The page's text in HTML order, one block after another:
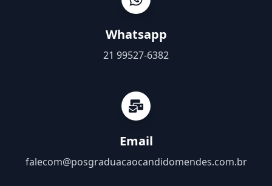
Whatsapp
21 99527-6382
Email
falecom@posgraduacaocandidomendes.com.br